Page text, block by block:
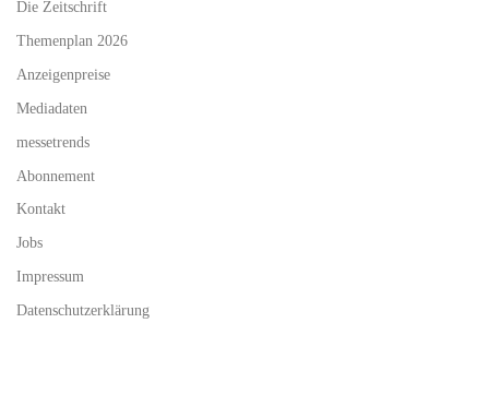
Die Zeitschrift
Themenplan 2026
Anzeigenpreise
Mediadaten
messetrends
Abonnement
Kontakt
Jobs
Impressum
Datenschutzerklärung